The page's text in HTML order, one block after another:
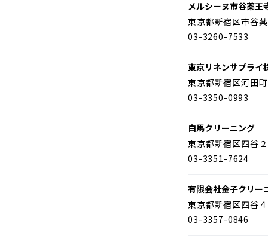
メルシーヌ市谷薬王
東京都新宿区市谷
03-3260-7533
東京リネンサプライ
東京都新宿区河田
03-3350-0993
白馬クリーニング
東京都新宿区四谷
03-3351-7624
有限会社金子クリー
東京都新宿区四谷
03-3357-0846